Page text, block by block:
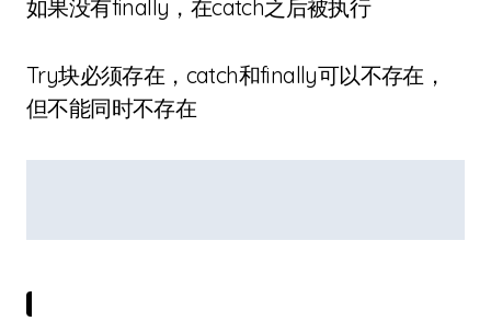
如果没有finally，在catch之后被执行
Try块必须存在，catch和finally可以不存在，
但不能同时不存在